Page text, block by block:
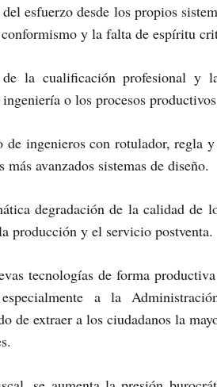
esfuerzo desde los propios
y la falta de espíritu
la cualificación profesional y
o los procesos
de ingenieros con rotulador, regla
avanzados sistemas de diseño.
degradación de la calidad de
producción y el servicio postventa.
tecnologías de forma
a la
de extraer a los ciudadanos la